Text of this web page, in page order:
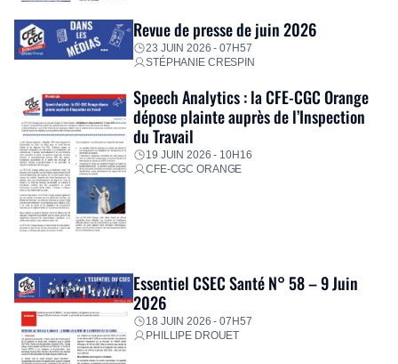
Revue de presse de juin 2026
23 JUIN 2026 - 07H57
STÉPHANIE CRESPIN
Speech Analytics : la CFE-CGC Orange
dépose plainte auprès de l’Inspection
du Travail
19 JUIN 2026 - 10H16
CFE-CGC ORANGE
Essentiel CSEC Santé N° 58 – 9 Juin
2026
18 JUIN 2026 - 07H57
PHILLIPE DROUET